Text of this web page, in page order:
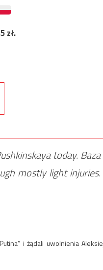
zł.
today. Baza
mostly light injuries.
i żądali uwolnienia